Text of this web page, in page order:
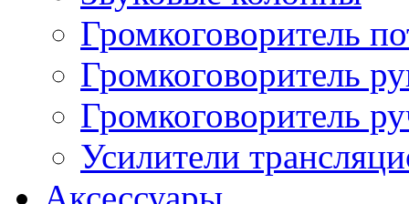
Громкоговоритель
Громкоговоритель
Громкоговоритель
Усилители